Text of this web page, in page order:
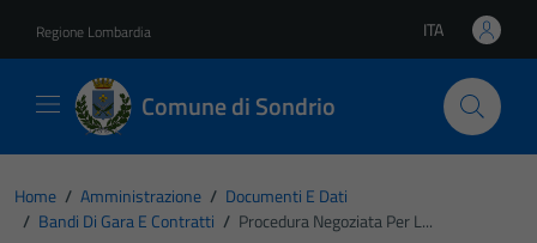
Regione Lombardia Lingua attiva:
ITA
Comune di Sondrio
Home / Amministrazione / Documenti E Dati
/ Bandi Di Gara E Contratti / Procedura Negoziata Per L...